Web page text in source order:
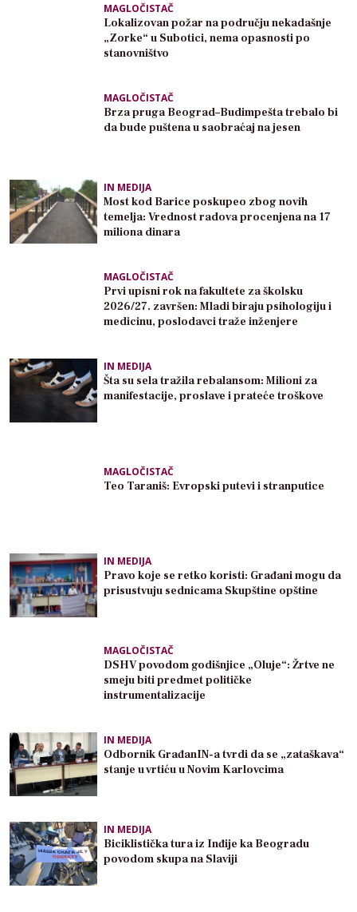
MAGLOČISTAČ
Lokalizovan požar na području nekadašnje
„Zorke“ u Subotici, nema opasnosti po
stanovništvo
MAGLOČISTAČ
Brza pruga Beograd–Budimpešta trebalo bi
da bude puštena u saobraćaj na jesen
IN MEDIJA
Most kod Barice poskupeo zbog novih
temelja: Vrednost radova procenjena na 17
miliona dinara
MAGLOČISTAČ
Prvi upisni rok na fakultete za školsku
2026/27. završen: Mladi biraju psihologiju i
medicinu, poslodavci traže inženjere
IN MEDIJA
Šta su sela tražila rebalansom: Milioni za
manifestacije, proslave i prateće troškove
MAGLOČISTAČ
Teo Taraniš: Evropski putevi i stranputice
IN MEDIJA
Pravo koje se retko koristi: Građani mogu da
prisustvuju sednicama Skupštine opštine
MAGLOČISTAČ
DSHV povodom godišnjice „Oluje“: Žrtve ne
smeju biti predmet političke
instrumentalizacije
IN MEDIJA
Odbornik GrađanIN-a tvrdi da se „zataškava“
stanje u vrtiću u Novim Karlovcima
IN MEDIJA
Biciklistička tura iz Inđije ka Beogradu
povodom skupa na Slaviji